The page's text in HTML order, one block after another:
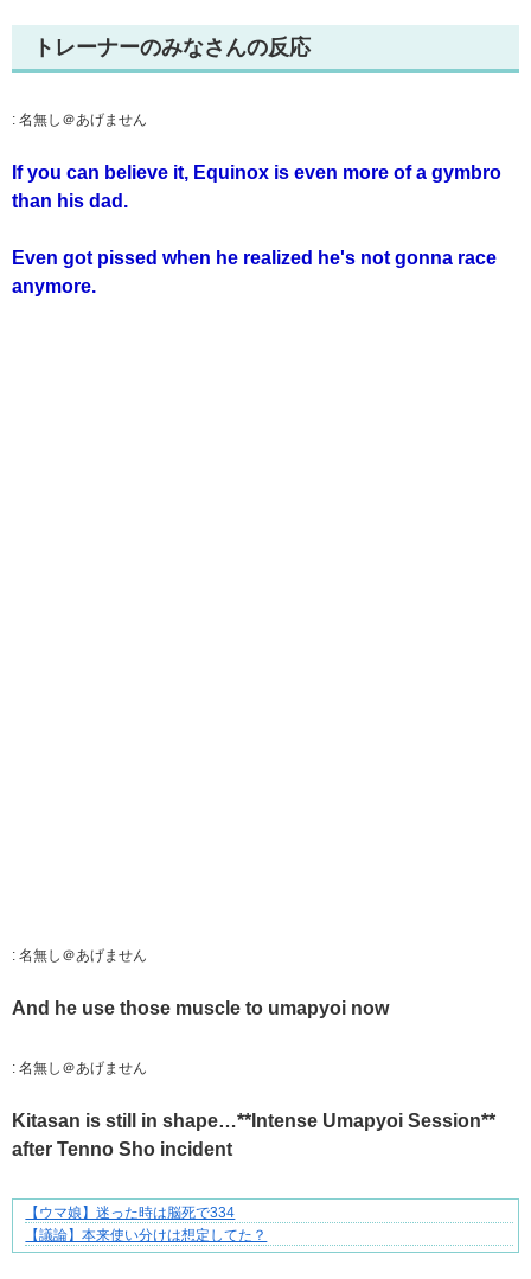
トレーナーのみなさんの反応
: 名無し＠あげません
If you can believe it, Equinox is even more of a gymbro
than his dad.
Even got pissed when he realized he's not gonna race
anymore.
: 名無し＠あげません
And he use those muscle to umapyoi now
: 名無し＠あげません
Kitasan is still in shape…**Intense Umapyoi Session**
after Tenno Sho incident
好青年の片思いが壊れていくまで
【ウマ娘】迷った時は脳死で334
【議論】本来使い分けは想定してた？